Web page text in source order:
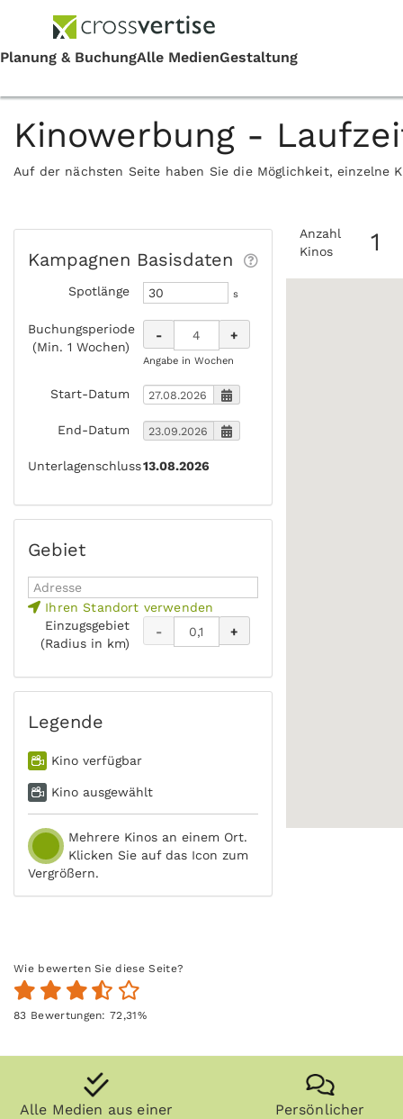
Kinowerbung -
Auf der nächsten Seite haben Sie die Möglichkeit, einzelne
Kampagnen Basisdaten
Spotlänge s
Buchungsperiode
(Min. 1 Wochen)
- +
Angabe in Wochen
Start-Datum
End-Datum
Unterlagenschluss13.08.2026
Gebiet
Ihren Standort verwenden
Einzugsgebiet
(Radius in km)
- +
Legende
Kino verfügbar
Kino ausgewählt
Mehrere Kinos an einem Ort.
Klicken Sie auf das Icon zum
Vergrößern.
Anzahl
Kinos
1
Wie bewerten Sie diese Seite?
83 Bewertungen:72,31%
Alle Medien aus einer
Persönlicher